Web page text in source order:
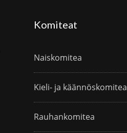
Komiteat
Naiskomitea
Kieli- ja käännöskomitea
Rauhankomitea